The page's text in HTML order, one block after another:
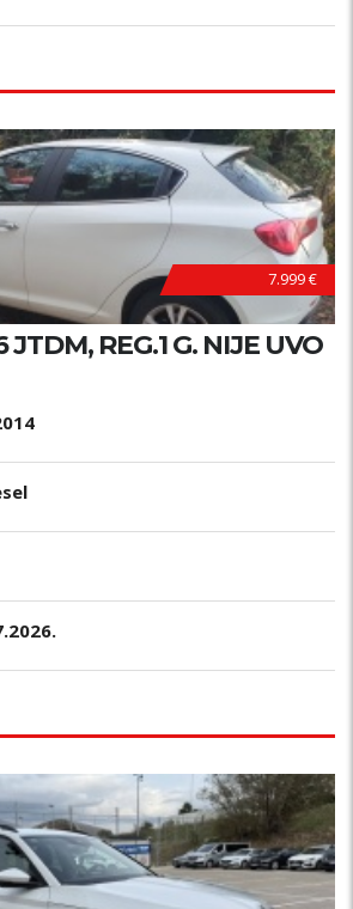
7.999 €
JTDM, REG.1 G. NIJE UVO